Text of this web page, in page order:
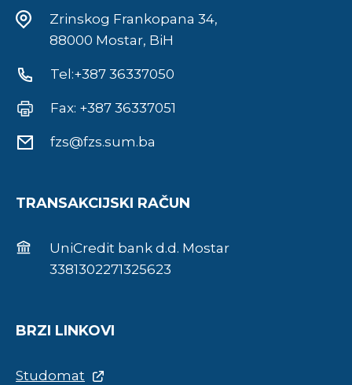
Zrinskog Frankopana 34,
88000 Mostar, BiH
Tel:+387 36337050
Fax: +387 36337051
fzs@fzs.sum.ba
TRANSAKCIJSKI RAČUN
UniCredit bank d.d. Mostar
3381302271325623
BRZI LINKOVI
Studomat